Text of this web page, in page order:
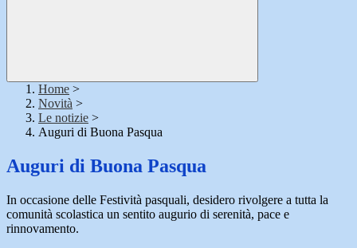
Home >
Novità >
Le notizie >
Auguri di Buona Pasqua
Auguri di Buona Pasqua
In occasione delle Festività pasquali, desidero rivolgere a tutta la
comunità scolastica un sentito augurio di serenità, pace e
rinnovamento.